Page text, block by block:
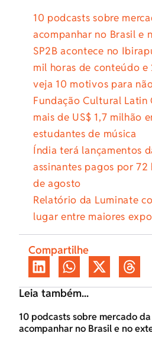
10 podcasts sobre
acompanhar no Brasil e
SP2B acontece no
mil horas de conteúdo
veja 10 motivos para
Fundação Cultural Latin
mais de US$ 1,7 milhão
estudantes de música
Índia terá lançamentos
assinantes pagos por
de agosto
Relatório da Luminate
lugar entre maiores
Compartilhe
Leia também...
10 podcasts sobre mercado
acompanhar no Brasil e no